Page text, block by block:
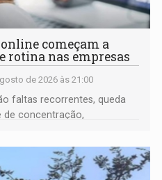
começam a
rotina nas empresas
de 2026 às 21:00
faltas recorrentes, queda
de concentração,